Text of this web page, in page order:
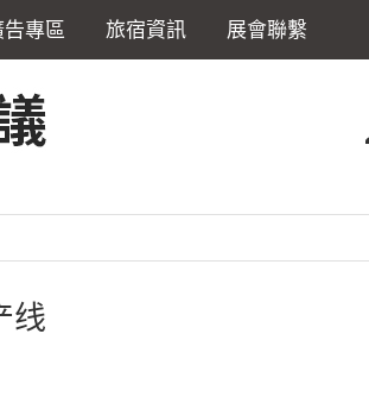
告專區 旅宿資訊 展會聯繫
线